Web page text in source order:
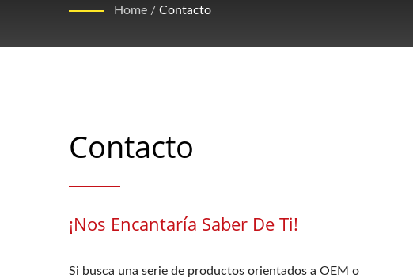
Home / Contacto
Contacto
¡Nos Encantaría Saber De Ti!
Si busca una serie de productos orientados a OEM o